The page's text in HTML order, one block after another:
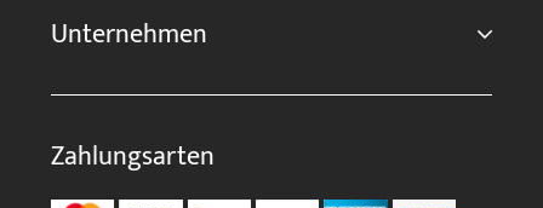
Unternehmen
Zahlungsarten